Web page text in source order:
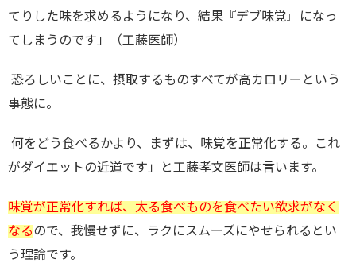
てりした味を求めるようになり、結果『デブ味覚』になっ
てしまうのです」（工藤医師）
恐ろしいことに、摂取するものすべてが高カロリーという
事態に。
何をどう食べるかより、まずは、味覚を正常化する。これ
がダイエットの近道です」と工藤孝文医師は言います。
味覚が正常化すれば、太る食べものを食べたい欲求がなく
なるので、我慢せずに、ラクにスムーズにやせられるとい
う理論です。